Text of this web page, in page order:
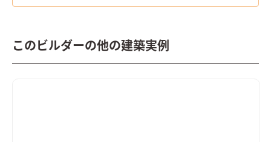
このビルダーの他の建築実例